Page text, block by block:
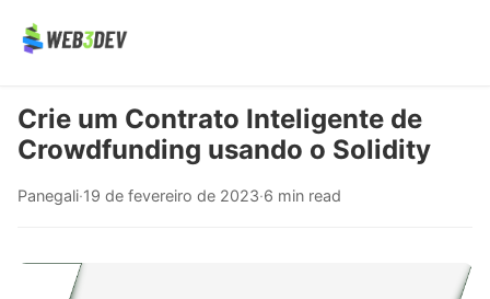
Crie um Contrato Inteligente de
Crowdfunding usando o Solidity
Panegali·19 de fevereiro de 2023·6 min read